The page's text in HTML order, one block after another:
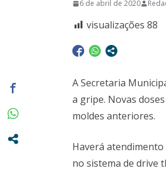
6 de abril de 2020
visualizações 88
A Secretaria
a gripe. Novas
moldes anteriores.
Haverá atendimento
no sistema de drive